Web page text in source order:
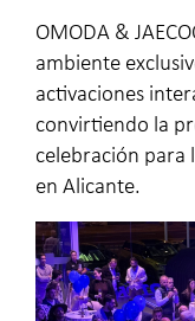
OMODA &
ambiente
activaciones
convirtiendo la
celebración para
en Alicante.